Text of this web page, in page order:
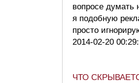
вопросе думать
я подобную
просто
2014-02-20
ЧТО